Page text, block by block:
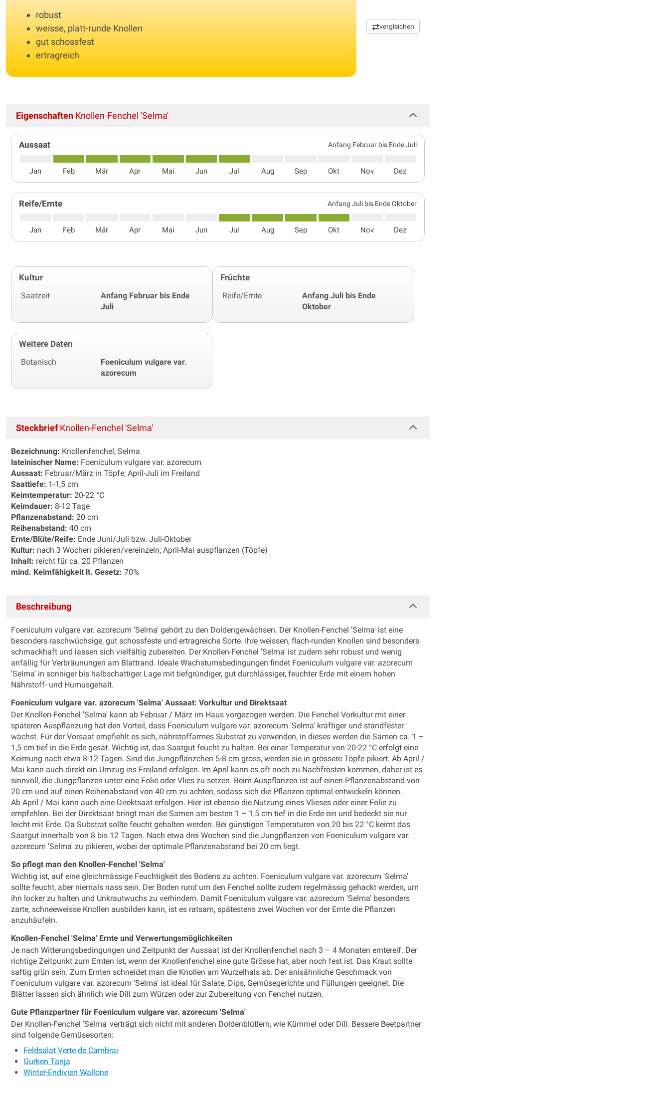
robust
weisse, platt-runde Knollen
gut schossfest
ertragreich
vergleichen
Eigenschaften Knollen-Fenchel 'Selma'
Aussaat Anfang Februar bis Ende Juli
Jan Feb Mär Apr Mai Jun Jul Aug Sep Okt Nov Dez
Reife/Ernte Anfang Juli bis Ende Oktober
Jan Feb Mär Apr Mai Jun Jul Aug Sep Okt Nov Dez
Kultur
Saatzeit
Anfang Februar bis Ende
Juli
Früchte
Reife/Ernte
Anfang Juli bis Ende
Oktober
Weitere Daten
Botanisch
Foeniculum vulgare var.
azorecum
SteckbriefKnollen-Fenchel 'Selma'
Bezeichnung: Knollenfenchel, Selma
lateinischer Name: Foeniculum vulgare var. azorecum
Aussaat: Februar/März in Töpfe; April-Juli im Freiland
Saattiefe: 1-1,5 cm
Keimtemperatur: 20-22 °C
Keimdauer: 8-12 Tage
Pflanzenabstand: 20 cm
Reihenabstand: 40 cm
Ernte/Blüte/Reife: Ende Juni/Juli bzw. Juli-Oktober
Kultur: nach 3 Wochen pikieren/vereinzeln; April-Mai auspflanzen (Töpfe)
Inhalt: reicht für ca. 20 Pflanzen
mind. Keimfähigkeit lt. Gesetz: 70%
Beschreibung
Foeniculum vulgare var. azorecum 'Selma' gehört zu den Doldengewächsen. Der Knollen-Fenchel 'Selma' ist eine
besonders raschwüchsige, gut schossfeste und ertragreiche Sorte. Ihre weissen, flach-runden Knollen sind besonders
schmackhaft und lassen sich vielfältig zubereiten. Der Knollen-Fenchel 'Selma' ist zudem sehr robust und wenig
anfällig für Verbräunungen am Blattrand. Ideale Wachstumsbedingungen findet Foeniculum vulgare var. azorecum
'Selma' in sonniger bis halbschattiger Lage mit tiefgründiger, gut durchlässiger, feuchter Erde mit einem hohen
Nährstoff- und Humusgehalt.
Foeniculum vulgare var. azorecum 'Selma' Aussaat: Vorkultur und Direktsaat
Der Knollen-Fenchel 'Selma' kann ab Februar / März im Haus vorgezogen werden. Die Fenchel Vorkultur mit einer
späteren Auspflanzung hat den Vorteil, dass Foeniculum vulgare var. azorecum 'Selma' kräftiger und standfester
wächst. Für der Vorsaat empfiehlt es sich, nährstoffarmes Substrat zu verwenden, in dieses werden die Samen ca. 1 –
1,5 cm tief in die Erde gesät. Wichtig ist, das Saatgut feucht zu halten. Bei einer Temperatur von 20-22 °C erfolgt eine
Keimung nach etwa 8-12 Tagen. Sind die Jungpflänzchen 5-8 cm gross, werden sie in grössere Töpfe pikiert. Ab April /
Mai kann auch direkt ein Umzug ins Freiland erfolgen. Im April kann es oft noch zu Nachfrösten kommen, daher ist es
sinnvoll, die Jungpflanzen unter eine Folie oder Vlies zu setzen. Beim Auspflanzen ist auf einen Pflanzenabstand von
20 cm und auf einen Reihenabstand von 40 cm zu achten, sodass sich die Pflanzen optimal entwickeln können.
Ab April / Mai kann auch eine Direktsaat erfolgen. Hier ist ebenso die Nutzung eines Vlieses oder einer Folie zu
empfehlen. Bei der Direktsaat bringt man die Samen am besten 1 – 1,5 cm tief in die Erde ein und bedeckt sie nur
leicht mit Erde. Da Substrat sollte feucht gehalten werden. Bei günstigen Temperaturen von 20 bis 22 °C keimt das
Saatgut innerhalb von 8 bis 12 Tagen. Nach etwa drei Wochen sind die Jungpflanzen von Foeniculum vulgare var.
azorecum 'Selma' zu pikieren, wobei der optimale Pflanzenabstand bei 20 cm liegt.
So pflegt man den Knollen-Fenchel 'Selma'
Wichtig ist, auf eine gleichmässige Feuchtigkeit des Bodens zu achten. Foeniculum vulgare var. azorecum 'Selma'
sollte feucht, aber niemals nass sein. Der Boden rund um den Fenchel sollte zudem regelmässig gehackt werden, um
ihn locker zu halten und Unkrautwuchs zu verhindern. Damit Foeniculum vulgare var. azorecum 'Selma' besonders
zarte, schneeweisse Knollen ausbilden kann, ist es ratsam, spätestens zwei Wochen vor der Ernte die Pflanzen
anzuhäufeln.
Knollen-Fenchel 'Selma' Ernte und Verwertungsmöglichkeiten
Je nach Witterungsbedingungen und Zeitpunkt der Aussaat ist der Knollenfenchel nach 3 – 4 Monaten erntereif. Der
richtige Zeitpunkt zum Ernten ist, wenn der Knollenfenchel eine gute Grösse hat, aber noch fest ist. Das Kraut sollte
saftig grün sein. Zum Ernten schneidet man die Knollen am Wurzelhals ab. Der anisähnliche Geschmack von
Foeniculum vulgare var. azorecum 'Selma' ist ideal für Salate, Dips, Gemüsegerichte und Füllungen geeignet. Die
Blätter lassen sich ähnlich wie Dill zum Würzen oder zur Zubereitung von Fenchel nutzen.
Gute Pflanzpartner für Foeniculum vulgare var. azorecum 'Selma'
Der Knollen-Fenchel 'Selma' verträgt sich nicht mit anderen Doldenblütlern, wie Kümmel oder Dill. Bessere Beetpartner
sind folgende Gemüsesorten:
Feldsalat Verte de Cambrai
Gurken Tanja
Winter-Endivien Wallone